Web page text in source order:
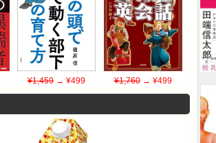
¥1,459 → ¥499 ¥1,760→ ¥499